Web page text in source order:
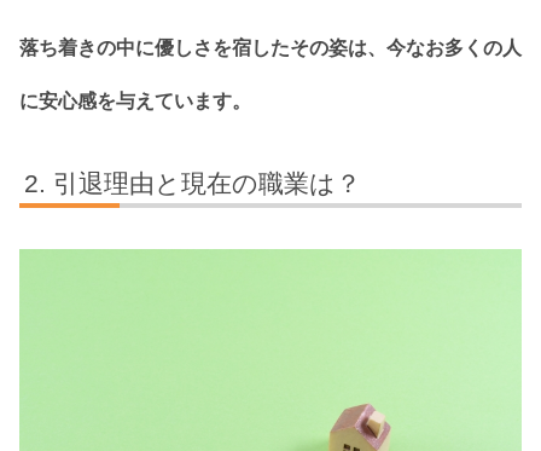
落ち着きの中に優しさを宿したその姿は、今なお多くの人
に安心感を与えています。
引退理由と現在の職業は？